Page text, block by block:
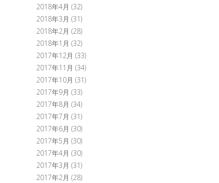
2018年4月 (32)
2018年3月 (31)
2018年2月 (28)
2018年1月 (32)
2017年12月 (33)
2017年11月 (34)
2017年10月 (31)
2017年9月 (33)
2017年8月 (34)
2017年7月 (31)
2017年6月 (30)
2017年5月 (30)
2017年4月 (30)
2017年3月 (31)
2017年2月 (28)